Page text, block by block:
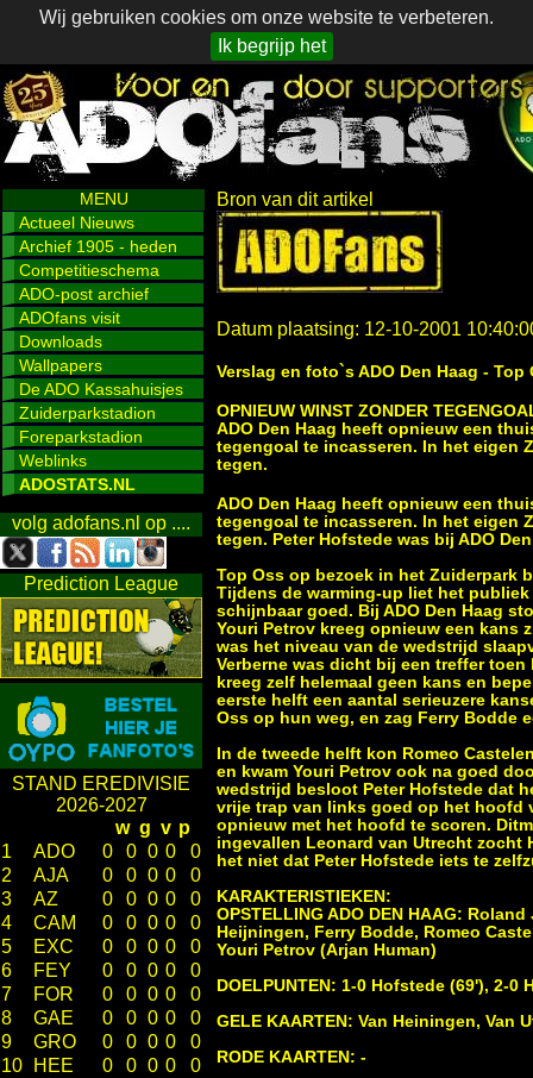
Wij gebruiken cookies om onze website te verbeteren.
Ik begrijp het
MENU
Actueel Nieuws
Archief 1905 - heden
Competitieschema
ADO-post archief
ADOfans visit
Downloads
Wallpapers
De ADO Kassahuisjes
Zuiderparkstadion
Foreparkstadion
Weblinks
ADOSTATS.NL
volg adofans.nl op ....
Prediction League
STAND EREDIVISIE
2026-2027
w g v p
1
ADO 0 0 0 0
0
2
AJA 0 0 0 0
0
3
AZ 0 0 0 0
0
4
CAM 0 0 0 0
0
5
EXC 0 0 0 0
0
6
FEY 0 0 0 0
0
7
FOR 0 0 0 0
0
8
GAE 0 0 0 0
0
9
GRO 0 0 0 0
0
10
HEE 0 0 0 0
0
Bron van dit artikel
Datum plaatsing: 12-10-2001
Verslag en foto`s ADO Den Haag - Top
OPNIEUW WINST ZONDER
ADO Den Haag heeft opnieuw een
tegengoal te incasseren. In het eigen
tegen.
ADO Den Haag heeft opnieuw een
tegengoal te incasseren. In het eigen
tegen. Peter Hofstede was bij ADO
Top Oss op bezoek in het Zuiderpark
Tijdens de warming-up liet het publiek
schijnbaar goed. Bij ADO Den Haag
Youri Petrov kreeg opnieuw een kans
was het niveau van de wedstrijd
Verberne was dicht bij een treffer
kreeg zelf helemaal geen kans en
eerste helft een aantal serieuzere
Oss op hun weg, en zag Ferry Bodde
In de tweede helft kon Romeo
en kwam Youri Petrov ook na goed
wedstrijd besloot Peter Hofstede dat
vrije trap van links goed op het hoofd
opnieuw met het hoofd te scoren.
ingevallen Leonard van Utrecht zocht
het niet dat Peter Hofstede iets te
KARAKTERISTIEKEN:
OPSTELLING ADO DEN HAAG:
Heijningen, Ferry Bodde, Romeo
Youri Petrov (Arjan Human)
DOELPUNTEN: 1-0 Hofstede (69'), 2-0
GELE KAARTEN: Van Heiningen, Van
RODE KAARTEN: -